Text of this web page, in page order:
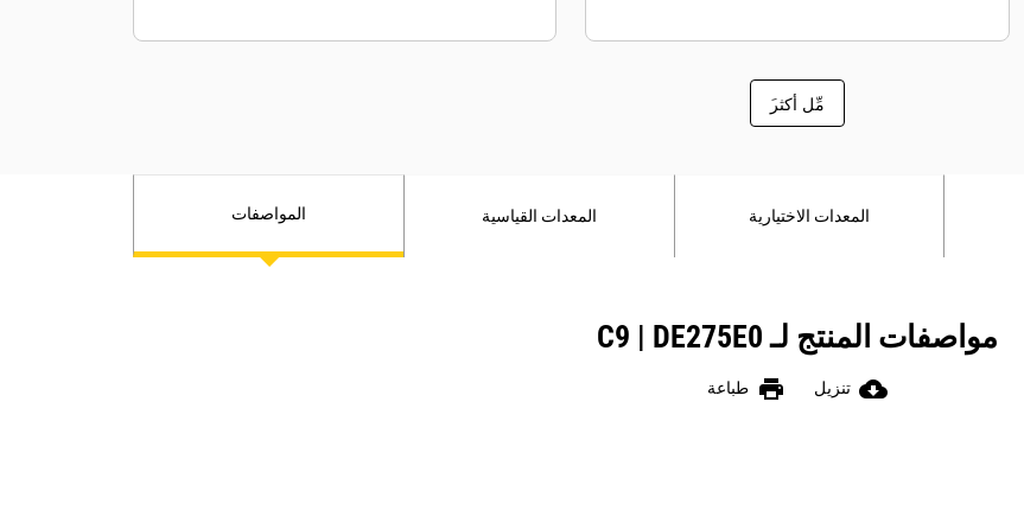
َمِّل أكثر
المواصفات المعدات القياسية المعدات الاختيارية
مواصفات المنتج لـ C9 | DE275E0
cloud_download تنزيل print طباعة